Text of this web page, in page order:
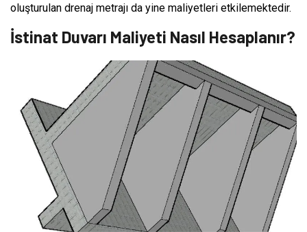
oluşturulan drenaj metrajı da yine maliyetleri etkilemektedir.
İstinat Duvarı Maliyeti Nasıl Hesaplanır?